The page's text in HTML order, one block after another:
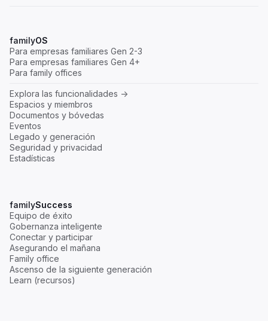
familyOS
Para empresas familiares Gen 2-3
Para empresas familiares Gen 4+
Para family offices
Explora las funcionalidades ->
Espacios y miembros
Documentos y bóvedas
Eventos
Legado y generación
Seguridad y privacidad
Estadísticas
familySuccess
Equipo de éxito
Gobernanza inteligente
Conectar y participar
Asegurando el mañana
Family office
Ascenso de la siguiente generación
Learn (recursos)